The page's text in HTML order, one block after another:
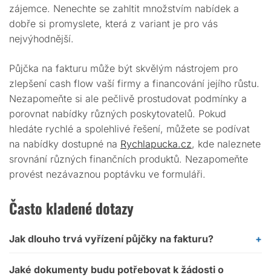
zájemce. Nenechte se zahltit množstvím nabídek a
dobře si promyslete, která z variant je pro vás
nejvýhodnější.
Půjčka na fakturu může být skvělým nástrojem pro
zlepšení cash flow vaší firmy a financování jejího růstu.
Nezapomeňte si ale pečlivě prostudovat podmínky a
porovnat nabídky různých poskytovatelů. Pokud
hledáte rychlé a spolehlivé řešení, můžete se podívat
na nabídky dostupné na Rychlapucka.cz, kde naleznete
srovnání různých finančních produktů. Nezapomeňte
provést nezávaznou poptávku ve formuláři.
Často kladené dotazy
Jak dlouho trvá vyřízení půjčky na fakturu?
Jaké dokumenty budu potřebovat k žádosti o